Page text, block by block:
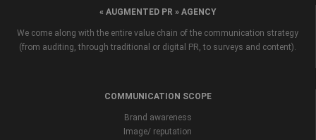
« AUGMENTED PR » AGENCY
We come along with the entire value chain of the communication strategy
(from auditing, through traditional or digital PR, to surveys and content).
COMMUNICATION SCOPE
Brand awareness
Image/ reputation